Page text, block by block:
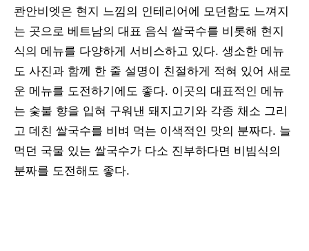
콴안비엣은 현지 느낌의 인테리어에 모던함도 느껴지
는 곳으로 베트남의 대표 음식 쌀국수를 비롯해 현지
식의 메뉴를 다양하게 서비스하고 있다. 생소한 메뉴
도 사진과 함께 한 줄 설명이 친절하게 적혀 있어 새로
운 메뉴를 도전하기에도 좋다. 이곳의 대표적인 메뉴
는 숯불 향을 입혀 구워낸 돼지고기와 각종 채소 그리
고 데친 쌀국수를 비벼 먹는 이색적인 맛의 분짜다. 늘
먹던 국물 있는 쌀국수가 다소 진부하다면 비빔식의
분짜를 도전해도 좋다.